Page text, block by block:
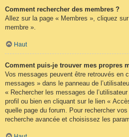
Comment rechercher des membres ?
Allez sur la page « Membres », cliquez
membre ».
Haut
Comment puis-je trouver mes propres
Vos messages peuvent être retrouvés en
messages » dans le panneau de
« Rechercher les messages de
profil ou bien en cliquant sur le lien «
quelle page du forum. Pour rechercher
recherche avancée et choisissez les